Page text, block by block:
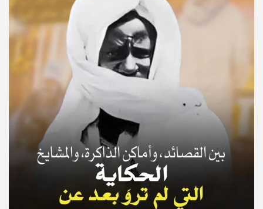
© Copyright 2025, APS